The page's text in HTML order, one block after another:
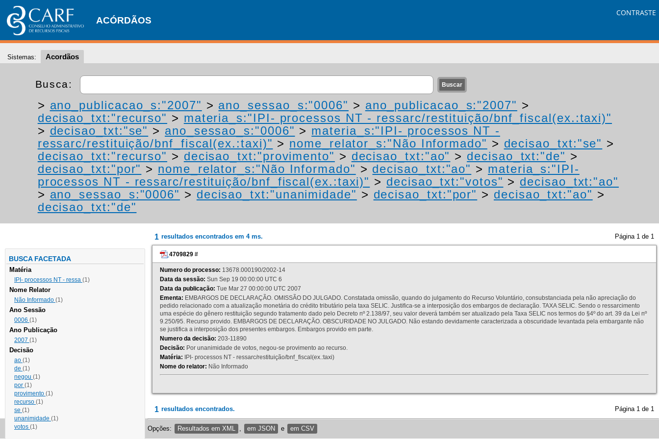
ACÓRDÃOS
CONTRASTE
Sistemas: Acordãos
Busca:
> ano_publicacao_s:"2007" > ano_sessao_s:"0006" > ano_publicacao_s:"2007" >
decisao_txt:"recurso" > materia_s:"IPI- processos NT - ressarc/restituição/bnf_fiscal(ex.:taxi)"
> decisao_txt:"se" > ano_sessao_s:"0006" > materia_s:"IPI- processos NT -
ressarc/restituição/bnf_fiscal(ex.:taxi)" > nome_relator_s:"Não Informado" > decisao_txt:"se" >
decisao_txt:"recurso" > decisao_txt:"provimento" > decisao_txt:"ao" > decisao_txt:"de" >
decisao_txt:"por" > nome_relator_s:"Não Informado" > decisao_txt:"ao" > materia_s:"IPI-
processos NT - ressarc/restituição/bnf_fiscal(ex.:taxi)" > decisao_txt:"votos" > decisao_txt:"ao"
> ano_sessao_s:"0006" > decisao_txt:"unanimidade" > decisao_txt:"por" > decisao_txt:"ao" >
decisao_txt:"de"
BUSCA FACETADA
Matéria
IPI- processos NT - ressa (1)
Nome Relator
Não Informado (1)
Ano Sessão
0006 (1)
Ano Publicação
2007 (1)
Decisão
ao (1)
de (1)
negou (1)
por (1)
provimento (1)
recurso (1)
se (1)
unanimidade (1)
votos (1)
1 resultados encontrados em 4 ms. Página 1 de 1
4709829 #
Numero do processo: 13678.000190/2002-14
Data da sessão: Sun Sep 19 00:00:00 UTC 6
Data da publicação: Tue Mar 27 00:00:00 UTC 2007
Ementa: EMBARGOS DE DECLARAÇÃO. OMISSÃO DO JULGADO. Constatada omissão, quando do julgamento do Recurso Voluntário, consubstanciada pela não apreciação do
pedido relacionado com a atualização monetária do crédito tributário pela taxa SELIC. Justifica-se a interposição dos embargos de declaração. TAXA SELIC. Sendo o ressarcimento
uma espécie do gênero restituição segundo tratamento dado pelo Decreto nº 2.138/97, seu valor deverá também ser atualizado pela Taxa SELIC nos termos do §4º do art. 39 da Lei nº
9.250/95. Recurso provido. EMBARGOS DE DECLARAÇÃO. OBSCURIDADE NO JULGADO. Não estando devidamente caracterizada a obscuridade levantada pela embargante não
se justifica a interposição dos presentes embargos. Embargos provido em parte.
Numero da decisão: 203-11890
Decisão: Por unanimidade de votos, negou-se provimento ao recurso.
Matéria: IPI- processos NT - ressarc/restituição/bnf_fiscal(ex.:taxi)
Nome do relator: Não Informado
1 resultados encontrados. Página 1 de 1
Opções: Resultados em XML em JSON e em CSV